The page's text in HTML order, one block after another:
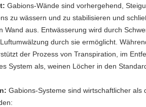
Gabions-Wände sind vorhergehend,
zu wässern und zu stabilisieren und
Wand aus. Entwässerung wird durch
durch sie ermöglicht.
der Prozess von Transpiration, im
System als, weinen Löcher in den
Gabions-Systeme sind wirtschaftlicher